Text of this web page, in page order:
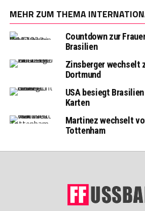
MEHR ZUM THEMA
Countdown zur
Brasilien
Zinsberger wechselt
Dortmund
USA besiegt
Karten
Martinez wechselt
Tottenham